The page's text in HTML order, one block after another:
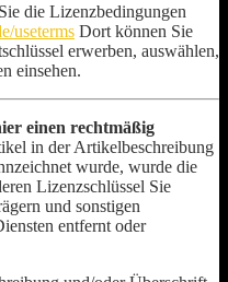
die Lizenzbedingungen
useterms Dort können Sie
erwerben, auswählen,
einsehen.
einen rechtmäßig
in der Artikelbeschreibung
wurde, wurde die
Lizenzschlüssel Sie
und sonstigen
entfernt oder